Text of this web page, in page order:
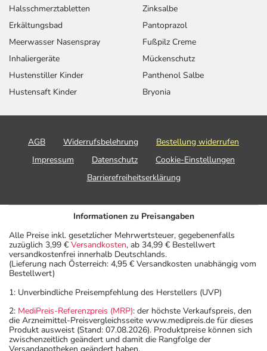
umgehend mit einem Arzt in Verbindung.
Einnahme vergessen?
Setzen Sie die Einnahme zum nächsten vorgeschriebenen
Zeitpunkt ganz normal (also nicht mit der doppelten
Menge) fort.
Kleinkindern und älteren Menschen auf eine
Ihren Arzt oder Apotheker nach etwaigen Auswirkungen
oder Vorsichtsmaßnahmen.
Angaben der Packungsbeilage abweichen. Da der Arzt sie
individuell abstimmt, sollten Sie das Arzneimittel daher
nach seinen Anweisungen anwenden.
Aufbewahrung
Aufbewahrung
Lagerung vor Anbruch
Das Arzneimittel muss vor Hitze geschützt aufbewahrt
werden.
Halsschmerztabletten
Erkältungsbad
Meerwasser Nasenspray
Inhaliergeräte
Hustenstiller Kinder
Hustensaft Kinder
Zinksalbe
Pantoprazol
Fußpilz Creme
Mückenschutz
Panthenol Salbe
Bryonia
AGB Widerrufsbelehrung
Bestellung widerrufen
Impressum
Datenschutz
Cookie-Einstellungen
Barrierefreiheitserklärung
Informationen zu Preisangaben
Alle Preise inkl. gesetzlicher Mehrwertsteuer, gegebenenfalls
zuzüglich 3,99 € Versandkosten, ab 34,99 € Bestellwert
versandkostenfrei innerhalb Deutschlands.
(Lieferung nach Österreich: 4,95 € Versandkosten unabhängig vom
Bestellwert)
1: Unverbindliche Preisempfehlung des Herstellers (UVP)
2: MediPreis-Referenzpreis (MRP): der höchste Verkaufspreis, den
die Arzneimittel-Preisvergleichsseite www.medipreis.de für dieses
Produkt ausweist (Stand: 07.08.2026). Produktpreise können sich
zwischenzeitlich geändert und damit die Rangfolge der